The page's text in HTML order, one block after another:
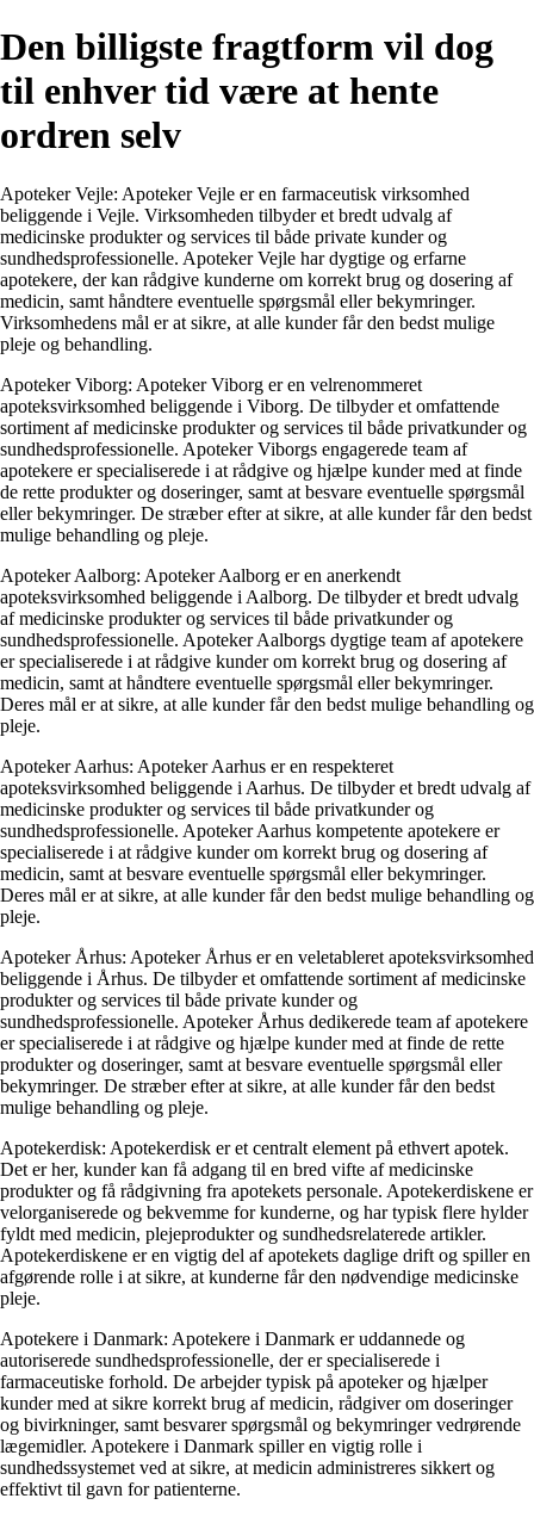
Den billigste fragtform vil dog
til enhver tid være at hente
ordren selv
Apoteker Vejle: Apoteker Vejle er en farmaceutisk virksomhed
beliggende i Vejle. Virksomheden tilbyder et bredt udvalg af
medicinske produkter og services til både private kunder og
sundhedsprofessionelle. Apoteker Vejle har dygtige og erfarne
apotekere, der kan rådgive kunderne om korrekt brug og dosering af
medicin, samt håndtere eventuelle spørgsmål eller bekymringer.
Virksomhedens mål er at sikre, at alle kunder får den bedst mulige
pleje og behandling.
Apoteker Viborg: Apoteker Viborg er en velrenommeret
apoteksvirksomhed beliggende i Viborg. De tilbyder et omfattende
sortiment af medicinske produkter og services til både privatkunder og
sundhedsprofessionelle. Apoteker Viborgs engagerede team af
apotekere er specialiserede i at rådgive og hjælpe kunder med at finde
de rette produkter og doseringer, samt at besvare eventuelle spørgsmål
eller bekymringer. De stræber efter at sikre, at alle kunder får den bedst
mulige behandling og pleje.
Apoteker Aalborg: Apoteker Aalborg er en anerkendt
apoteksvirksomhed beliggende i Aalborg. De tilbyder et bredt udvalg
af medicinske produkter og services til både privatkunder og
sundhedsprofessionelle. Apoteker Aalborgs dygtige team af apotekere
er specialiserede i at rådgive kunder om korrekt brug og dosering af
medicin, samt at håndtere eventuelle spørgsmål eller bekymringer.
Deres mål er at sikre, at alle kunder får den bedst mulige behandling og
pleje.
Apoteker Aarhus: Apoteker Aarhus er en respekteret
apoteksvirksomhed beliggende i Aarhus. De tilbyder et bredt udvalg af
medicinske produkter og services til både privatkunder og
sundhedsprofessionelle. Apoteker Aarhus kompetente apotekere er
specialiserede i at rådgive kunder om korrekt brug og dosering af
medicin, samt at besvare eventuelle spørgsmål eller bekymringer.
Deres mål er at sikre, at alle kunder får den bedst mulige behandling og
pleje.
Apoteker Århus: Apoteker Århus er en veletableret apoteksvirksomhed
beliggende i Århus. De tilbyder et omfattende sortiment af medicinske
produkter og services til både private kunder og
sundhedsprofessionelle. Apoteker Århus dedikerede team af apotekere
er specialiserede i at rådgive og hjælpe kunder med at finde de rette
produkter og doseringer, samt at besvare eventuelle spørgsmål eller
bekymringer. De stræber efter at sikre, at alle kunder får den bedst
mulige behandling og pleje.
Apotekerdisk: Apotekerdisk er et centralt element på ethvert apotek.
Det er her, kunder kan få adgang til en bred vifte af medicinske
produkter og få rådgivning fra apotekets personale. Apotekerdiskene er
velorganiserede og bekvemme for kunderne, og har typisk flere hylder
fyldt med medicin, plejeprodukter og sundhedsrelaterede artikler.
Apotekerdiskene er en vigtig del af apotekets daglige drift og spiller en
afgørende rolle i at sikre, at kunderne får den nødvendige medicinske
pleje.
Apotekere i Danmark: Apotekere i Danmark er uddannede og
autoriserede sundhedsprofessionelle, der er specialiserede i
farmaceutiske forhold. De arbejder typisk på apoteker og hjælper
kunder med at sikre korrekt brug af medicin, rådgiver om doseringer
og bivirkninger, samt besvarer spørgsmål og bekymringer vedrørende
lægemidler. Apotekere i Danmark spiller en vigtig rolle i
sundhedssystemet ved at sikre, at medicin administreres sikkert og
effektivt til gavn for patienterne.